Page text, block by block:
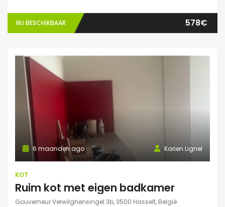
NU BESCHIKBAAR 578€
Karien Lignel
6 maanden ago
KOT
Ruim kot met eigen badkamer
Gouverneur Verwilghensingel 3b, 3500 Hasselt, België